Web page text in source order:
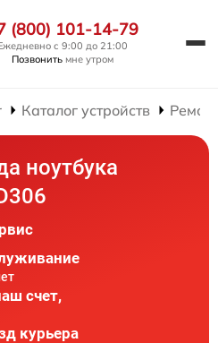
(800) 101-14-79
с 9:00 до 21:00
Позвонить мне утром
Каталог устройств
ноутбука
счет,
курьера